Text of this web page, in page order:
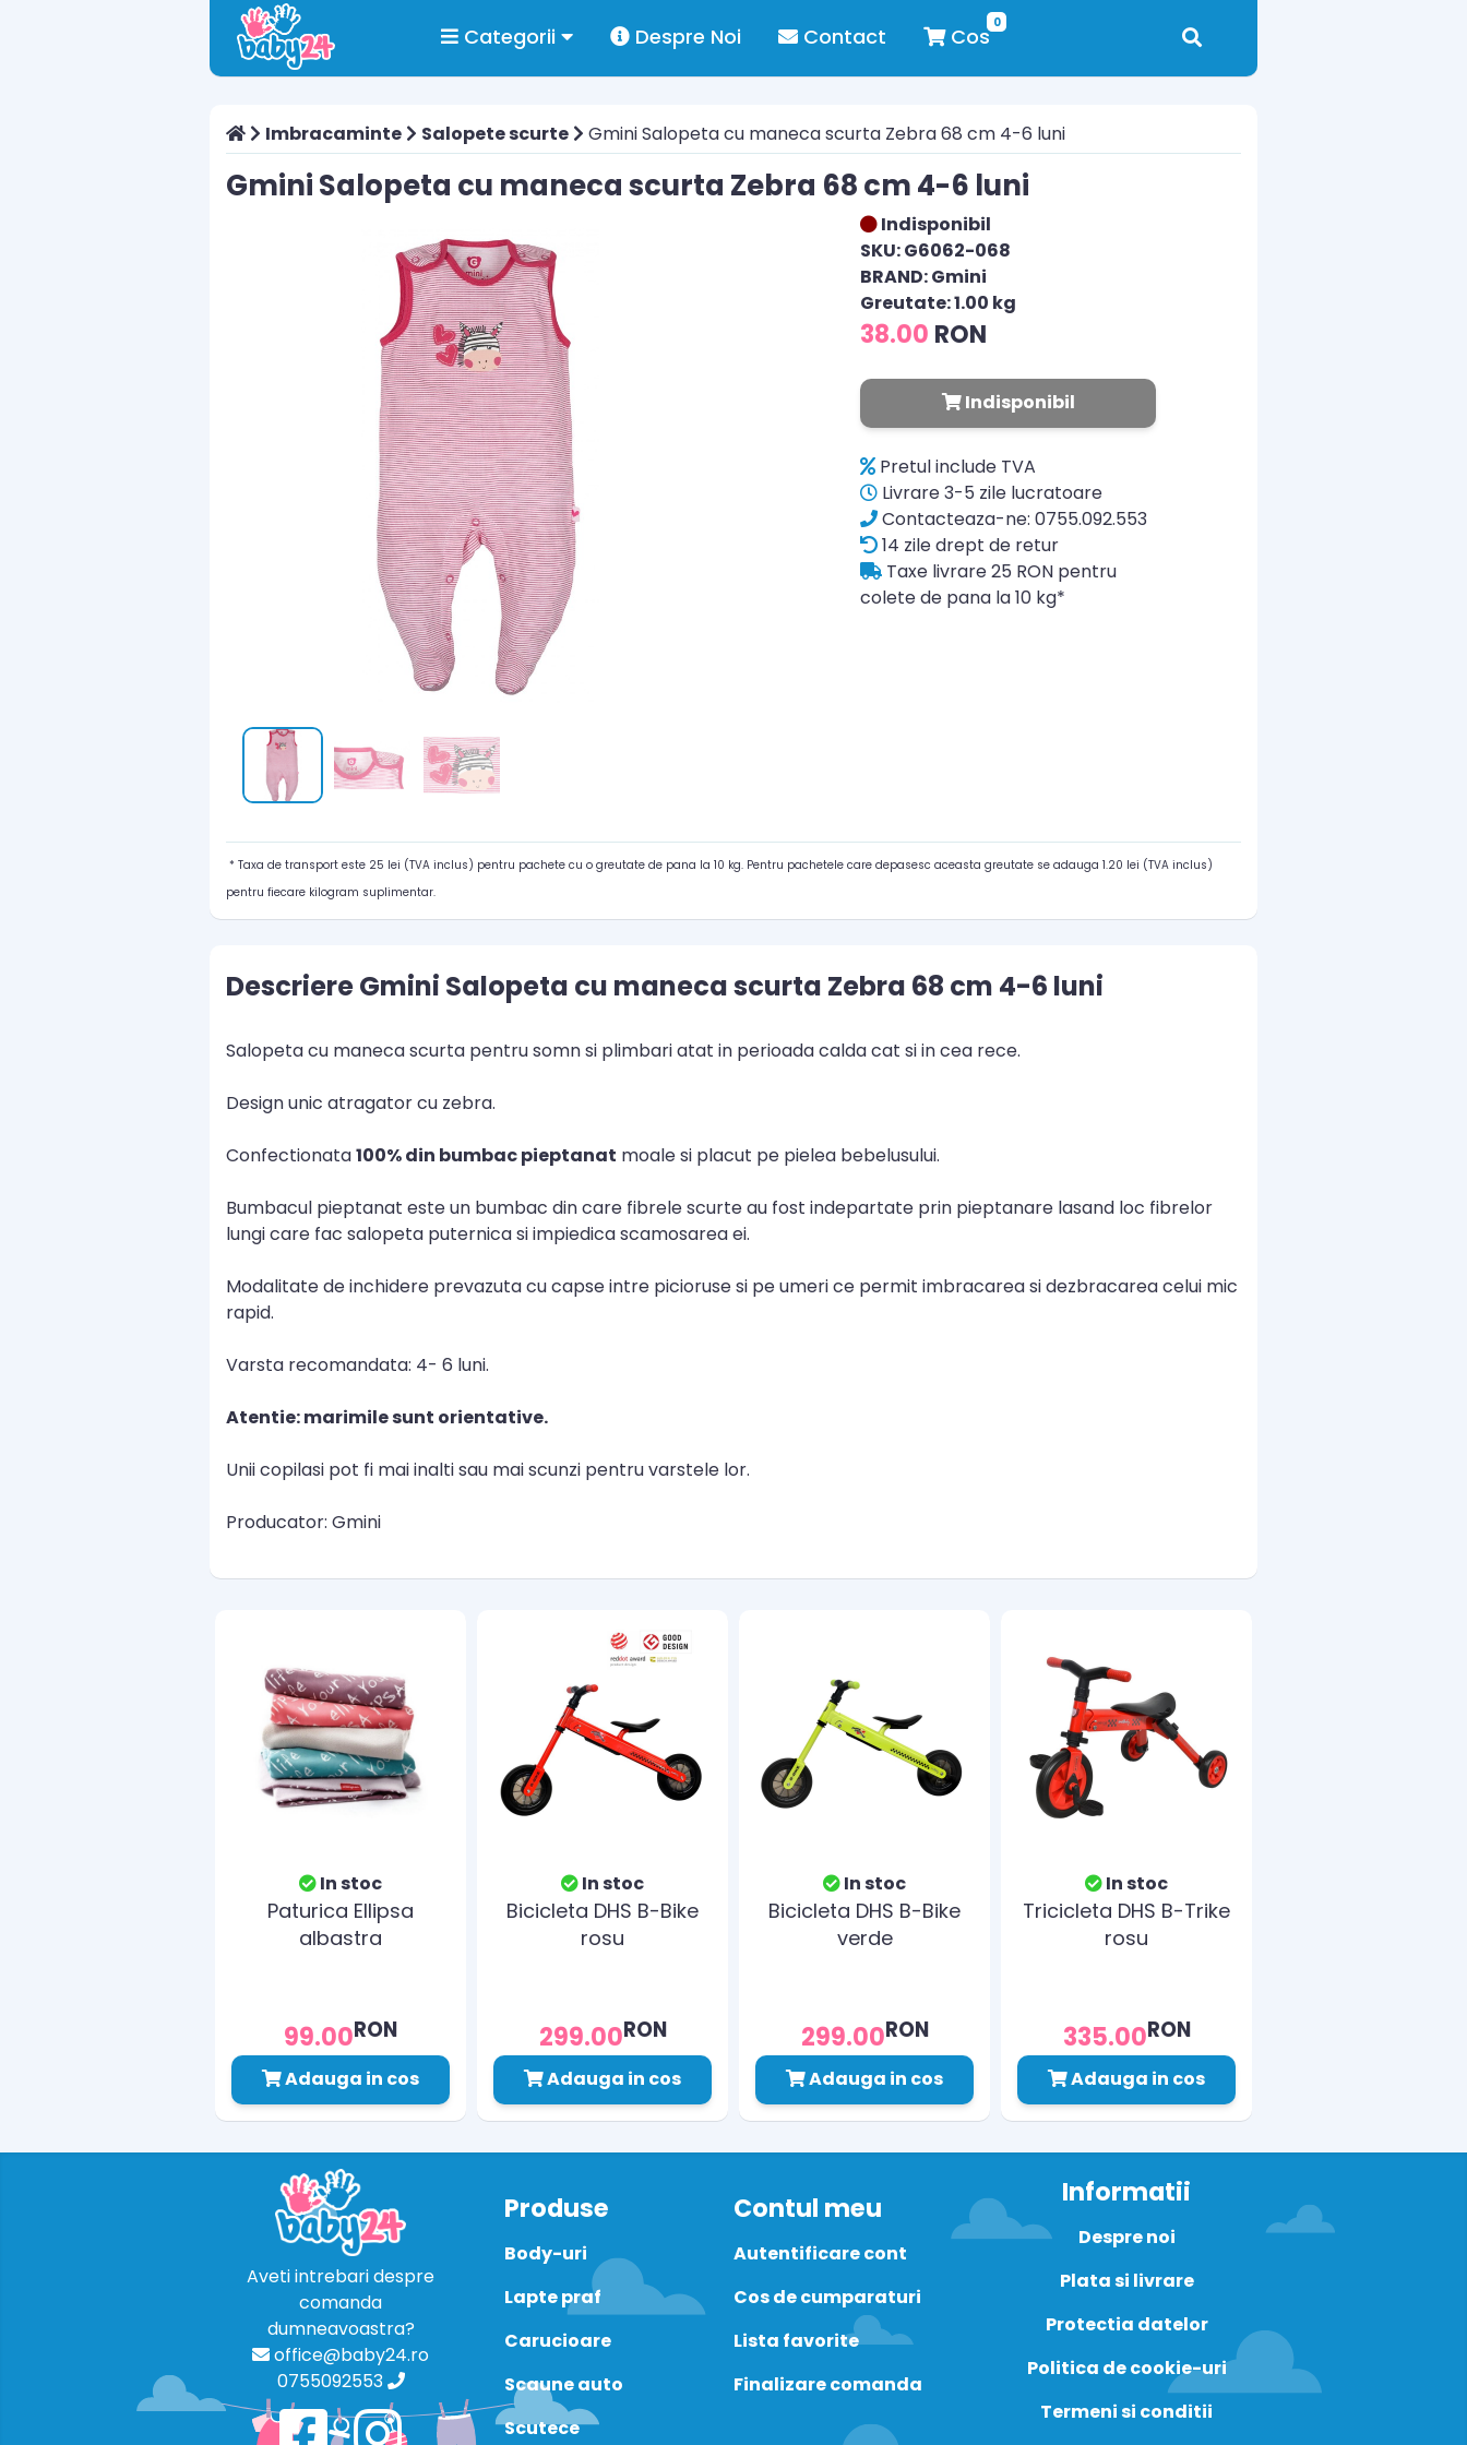
Categorii Despre Noi Contact
0
Cos
Imbracaminte Salopete scurte Gmini Salopeta cu maneca scurta Zebra 68 cm 4-6 luni
Gmini Salopeta cu maneca scurta Zebra 68 cm 4-6 luni
Indisponibil
SKU: G6062-068
BRAND: Gmini
Greutate: 1.00 kg
38.00 RON
Indisponibil
Pretul include TVA
Livrare 3-5 zile lucratoare
Contacteaza-ne: 0755.092.553
14 zile drept de retur
Taxe livrare 25 RON pentru
colete de pana la 10 kg*
* Taxa de transport este 25 lei (TVA inclus) pentru pachete cu o greutate de pana la 10 kg. Pentru pachetele care depasesc aceasta greutate se adauga 1.20 lei (TVA inclus)
pentru fiecare kilogram suplimentar.
Descriere Gmini Salopeta cu maneca scurta Zebra 68 cm 4-6 luni
Salopeta cu maneca scurta pentru somn si plimbari atat in perioada calda cat si in cea rece.
Design unic atragator cu zebra.
Confectionata100% din bumbac pieptanat moale si placut pe pielea bebelusului.
Bumbacul pieptanat este un bumbac din care fibrele scurte au fost indepartate prin pieptanare lasand loc fibrelor
lungi care fac salopeta puternica si impiedica scamosarea ei.
Modalitate de inchidere prevazuta cu capse intre picioruse si pe umeri ce permit imbracarea si dezbracarea celui mic
rapid.
Varsta recomandata: 4- 6 luni.
Atentie: marimile sunt orientative.
Unii copilasi pot fi mai inalti sau mai scunzi pentru varstele lor.
Producator: Gmini
In stoc
Paturica Ellipsa
albastra
99.00RON
Adauga in cos
In stoc
Bicicleta DHS B-Bike
rosu
299.00RON
Adauga in cos
In stoc
Bicicleta DHS B-Bike
verde
299.00RON
Adauga in cos
In stoc
Tricicleta DHS B-Trike
rosu
335.00RON
Adauga in cos
Aveti intrebari despre
comanda
dumneavoastra?
office@baby24.ro
0755092553
Produse
Body-uri
Lapte praf
Carucioare
Scaune auto
Scutece
Contul meu
Autentificare cont
Cos de cumparaturi
Lista favorite
Finalizare comanda
Informatii
Despre noi
Plata si livrare
Protectia datelor
Politica de cookie-uri
Termeni si conditii